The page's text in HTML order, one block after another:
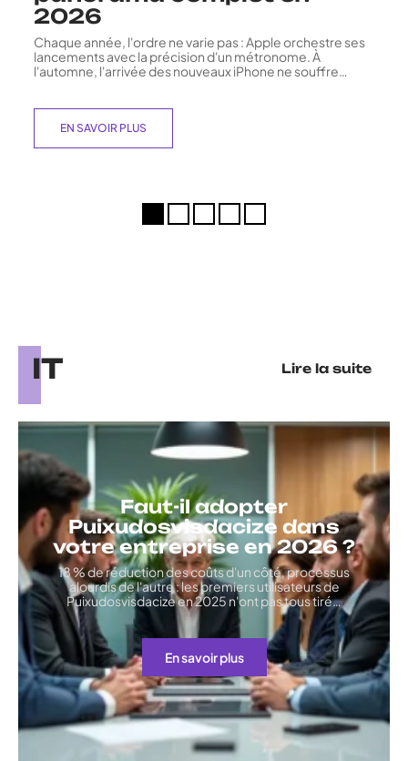
2026
Chaque année, l'ordre ne varie pas : Apple orchestre ses
lancements avec la précision d'un métronome. À
l'automne, l'arrivée des nouveaux iPhone ne souffre
EN SAVOIR PLUS
IT Lire la suite
Faut-il adopter
Puixudosvisdacize dans
votre entreprise en 2026 ?
18 % de réduction des coûts d'un côté, processus
alourdis de l'autre : les premiers utilisateurs de
Puixudosvisdacize en 2025 n'ont pas tous tiré…
En savoir plus